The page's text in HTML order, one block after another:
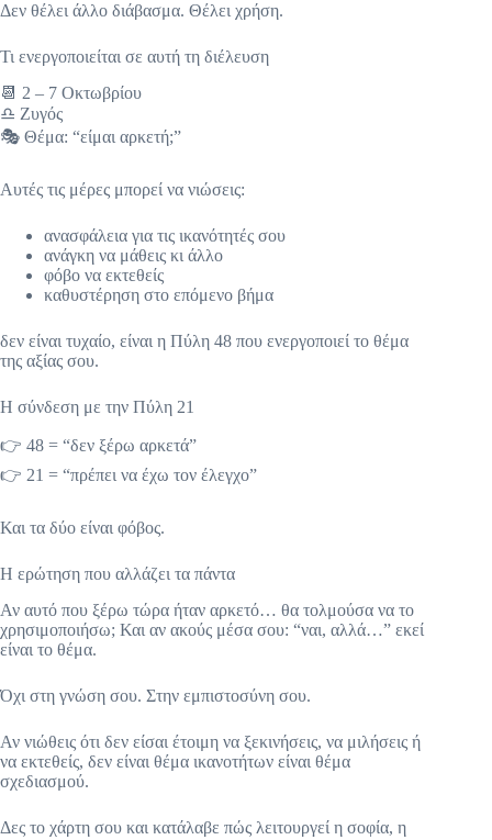
Δεν θέλει άλλο διάβασμα. Θέλει χρήση.
Τι ενεργοποιείται σε αυτή τη διέλευση
📆 2 – 7 Οκτωβρίου
♎ Ζυγός
🎭 Θέμα: “είμαι αρκετή;”
Αυτές τις μέρες μπορεί να νιώσεις:
ανασφάλεια για τις ικανότητές σου
ανάγκη να μάθεις κι άλλο
φόβο να εκτεθείς
καθυστέρηση στο επόμενο βήμα
δεν είναι τυχαίο, είναι η Πύλη 48 που ενεργοποιεί το θέμα
της αξίας σου.
Η σύνδεση με την Πύλη 21
👉 48 = “δεν ξέρω αρκετά”
👉 21 = “πρέπει να έχω τον έλεγχο”
Και τα δύο είναι φόβος.
Η ερώτηση που αλλάζει τα πάντα
Αν αυτό που ξέρω τώρα ήταν αρκετό… θα τολμούσα να το
χρησιμοποιήσω; Και αν ακούς μέσα σου: “ναι, αλλά…” εκεί
είναι το θέμα.
Όχι στη γνώση σου. Στην εμπιστοσύνη σου.
Αν νιώθεις ότι δεν είσαι έτοιμη να ξεκινήσεις, να μιλήσεις ή
να εκτεθείς, δεν είναι θέμα ικανοτήτων είναι θέμα
σχεδιασμού.
Δες το χάρτη σου και κατάλαβε πώς λειτουργεί η σοφία, η